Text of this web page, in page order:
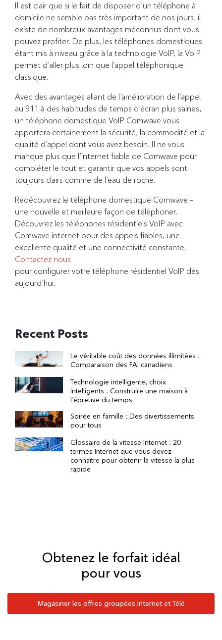
Il est clair que si le fait de disposer d’un téléphone à
domicile ne semble pas très important de nos jours, il
existe de nombreux avantages méconnus dont vous
pouvez profiter. De plus, les téléphones domestiques
étant mis à niveau grâce à la technologie VoIP, la VoIP
permet d’aller plus loin que l’appel téléphonique
classique.
Avec des avantages allant de l’amélioration de l’appel
au 911 à des habitudes de temps d’écran plus saines,
un téléphone domestique VoIP Comwave vous
apportera certainement la sécurité, la commodité et la
qualité d’appel dont vous avez besoin. Il ne vous
manque plus que l’internet fiable de Comwave pour
compléter le tout et garantir que vos appels sont
toujours clairs comme de l’eau de roche.
Redécouvrez le téléphone domestique Comwave –
une nouvelle et meilleure façon de téléphoner.
Découvrez les téléphones résidentiels VoIP avec
Comwave internet pour des appels fiables, une
excellente qualité et une connectivité constante.
Contactez nous
pour configurer votre téléphone résidentiel VoIP dès
aujourd’hui.
Recent Posts
Le véritable coût des données illimitées :
Comparaison des FAI canadiens
Technologie intelligente, choix
intelligents : Construire une maison à
l’épreuve du temps
Soirée en famille : Des divertissements
pour tous
Glossaire de la vitesse Internet : 20
termes Internet que vous devez
connaître pour obtenir la vitesse la plus
rapide
Obtenez le forfait idéal
pour vous
Magasiner les offres groupées Internet et Télé